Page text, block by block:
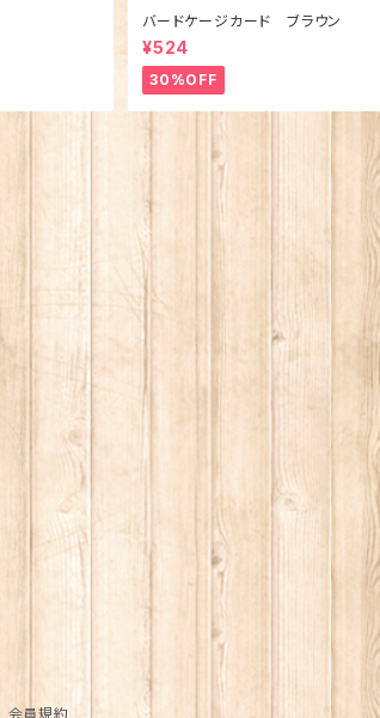
バードケージカード ブラウン
¥524
30%OFF
会員規約